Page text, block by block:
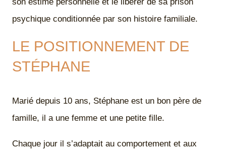
psychique conditionnée par son histoire familiale.
LE POSITIONNEMENT DE
STÉPHANE
Marié depuis 10 ans, Stéphane est un bon père de
famille, il a une femme et une petite fille.
Chaque jour il s’adaptait au comportement et aux